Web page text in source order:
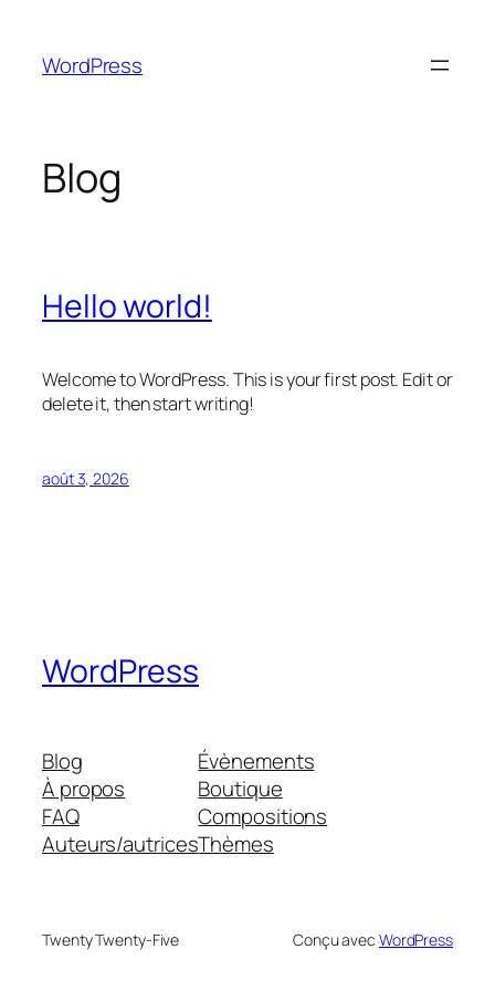
contenu
WordPress
Blog
Hello world!
Welcome to WordPress. This is your first post. Edit or
delete it, then start writing!
août 3, 2026
WordPress
Blog
À propos
FAQ
Auteurs/autrices
Évènements
Boutique
Compositions
Thèmes
Twenty Twenty-Five Conçu avec WordPress